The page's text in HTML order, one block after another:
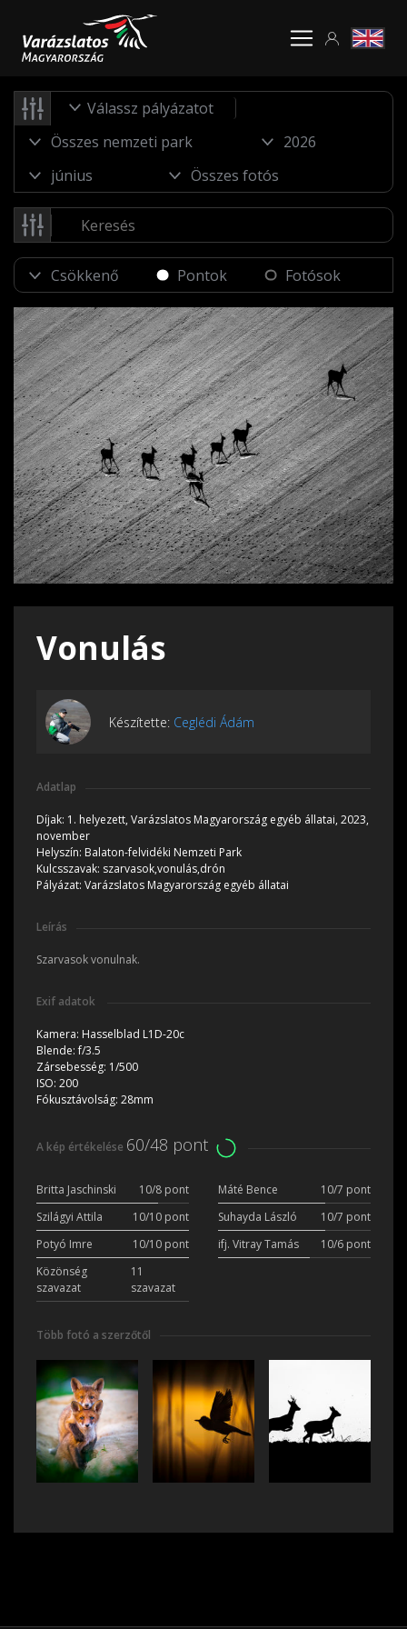
Válassz pályázatot
Pontok Fotósok
Vonulás
Készítette: Ceglédi Ádám
Adatlap
Díjak: 1. helyezett, Varázslatos Magyarország egyéb állatai, 2023,
november
Helyszín: Balaton-felvidéki Nemzeti Park
Kulcsszavak: szarvasok,vonulás,drón
Pályázat: Varázslatos Magyarország egyéb állatai
Leírás
Szarvasok vonulnak.
Exif adatok
Kamera: Hasselblad L1D-20c
Blende:f/3.5
Zársebesség: 1/500
ISO: 200
Fókusztávolság: 28mm
A kép értékelése 60/48 pont
Britta Jaschinski 10/8 pont Máté Bence
10/7 pont
Szilágyi Attila
10/10 pont Suhayda László
10/7 pont
Potyó Imre
10/10 pont ifj. Vitray Tamás
10/6 pont
Közönség
szavazat
11
szavazat
Több fotó a szerzőtől